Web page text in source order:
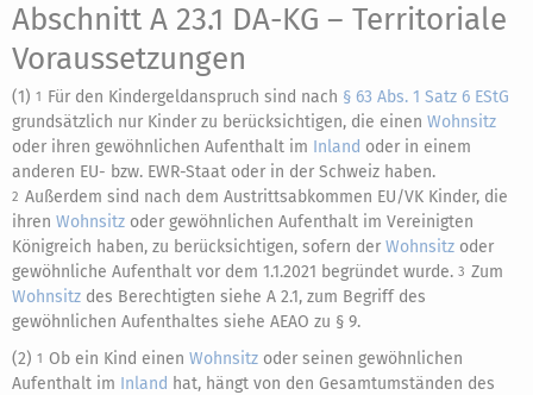
Abschnitt A 23.1 DA-KG – Territoriale
Voraussetzungen
(1) 1 Für den Kindergeldanspruch sind nach § 63 Abs. 1 Satz 6 EStG
grundsätzlich nur Kinder zu berücksichtigen, die einen Wohnsitz
oder ihren gewöhnlichen Aufenthalt im Inland oder in einem
anderen EU- bzw. EWR-Staat oder in der Schweiz haben.
2 Außerdem sind nach dem Austrittsabkommen EU/VK Kinder, die
ihren Wohnsitz oder gewöhnlichen Aufenthalt im Vereinigten
Königreich haben, zu berücksichtigen, sofern der Wohnsitz oder
gewöhnliche Aufenthalt vor dem 1.1.2021 begründet wurde. 3 Zum
Wohnsitz des Berechtigten siehe A 2.1, zum Begriff des
gewöhnlichen Aufenthaltes siehe AEAO zu § 9.
(2) 1 Ob ein Kind einen Wohnsitz oder seinen gewöhnlichen
Aufenthalt im Inland hat, hängt von den Gesamtumständen des